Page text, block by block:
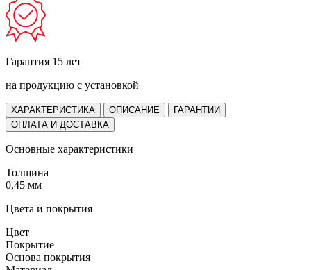
Гарантия 15 лет
на продукцию с установкой
ХАРАКТЕРИСТИКА ОПИСАНИЕ
ГАРАНТИИ
ОПЛАТА И ДОСТАВКА
Основные характеристики
Толщина
0,45 мм
Цвета и покрытия
Цвет
Покрытие
Основа покрытия